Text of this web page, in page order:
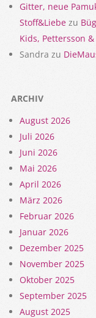
Gitter, neue
Stoff&Liebe zu
Kids, Pettersson
Sandra zu
ARCHIV
August 2026
Juli 2026
Juni 2026
Mai 2026
April 2026
März 2026
Februar 2026
Januar 2026
Dezember 2025
November 2025
Oktober 2025
September 2025
August 2025